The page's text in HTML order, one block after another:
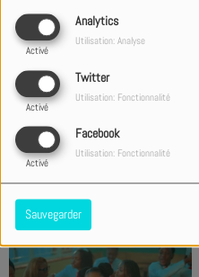
Analytics
Activé
Utilisation: Analyse
Twitter
Activé
Utilisation: Fonctionnalité
Facebook
Activé
Utilisation: Fonctionnalité
Sauvegarder
Limoblaze - God Did It (Official
Music Video)